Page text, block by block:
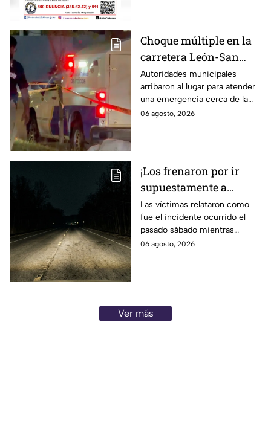
Choque múltiple en la
carretera León-San
Francisco del Rincón;
deja una persona sin
vid4
Autoridades municipales
arribaron al lugar para atender
una emergencia cerca de la
comunidad de La Mora.
06 agosto, 2026
¡Los frenaron por ir
supuestamente a
exceso de velocidad!
Peregrinos de Nuevo
Laredo relatan cómo
fueron asaltados en
Las víctimas relataron como
fue el incidente ocurrido el
pasado sábado mientras
regresaban de la Ciudad de
06 agosto, 2026
Ver más